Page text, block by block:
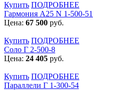
Купить ПОДРОБНЕЕ
Гармония А25 N 1-500-51
Цена: 67 500 руб.
Купить ПОДРОБНЕЕ
Соло Г 2-500-8
Цена: 24 405 руб.
Купить ПОДРОБНЕЕ
Параллели Г 1-300-54